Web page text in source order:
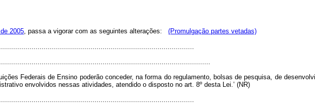
2005, passa a vigorar com as seguintes alterações: (Promulgação partes vetadas)
Federais de Ensino poderão conceder, na forma do regulamento, bolsas de pesquisa, de
envolvidos nessas atividades, atendido o disposto no art. 8º desta Lei.’ (NR)